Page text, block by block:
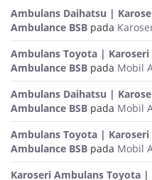
Ambulans Daihatsu |
Ambulance BSB pada
Ambulans Toyota |
Ambulance BSB pada Mobil
Ambulans Daihatsu |
Ambulance BSB pada Mobil
Ambulans Toyota |
Ambulance BSB pada Mobil
Karoseri Ambulans Toyota